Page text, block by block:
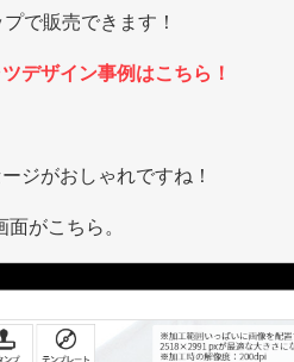
で販売できます！
デザイン事例はこちら！
ジがおしゃれですね！
がこちら。